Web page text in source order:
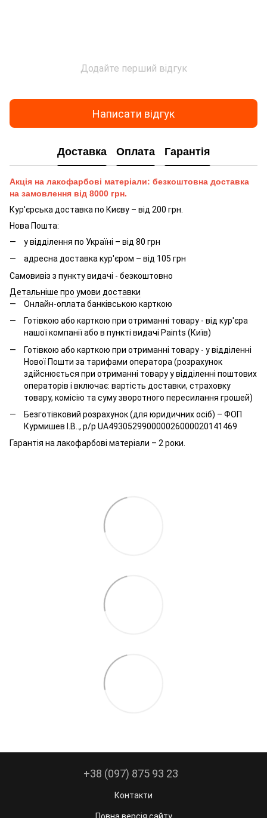
Додайте перший відгук
Написати відгук
Доставка Оплата Гарантія
Акція на лакофарбові матеріали: безкоштовна доставка
на замовлення від 8000 грн.
Кур'єрська доставка по Києву – від 200 грн.
Нова Пошта:
у відділення по Україні – від 80 грн
адресна доставка кур'єром – від 105 грн
Самовивіз з пункту видачі - безкоштовно
Детальніше про умови доставки
Онлайн-оплата банківською карткою
Готівкою або карткою при отриманні товару - від кур'єра
нашої компанії або в пункті видачі Paints (Київ)
Готівкою або карткою при отриманні товару - у відділенні
Нової Пошти за тарифами оператора (розрахунок
здійснюється при отриманні товару у відділенні поштових
операторів і включає: вартість доставки, страховку
товару, комісію та суму зворотного пересилання грошей)
Безготівковий розрахунок (для юридичних осіб) – ФОП
Курмишев І.В.., р/р UA493052990000026000020141469
Гарантія на лакофарбові матеріали – 2 роки.
+38 (097) 875 93 23
Контакти
Повна версія сайту